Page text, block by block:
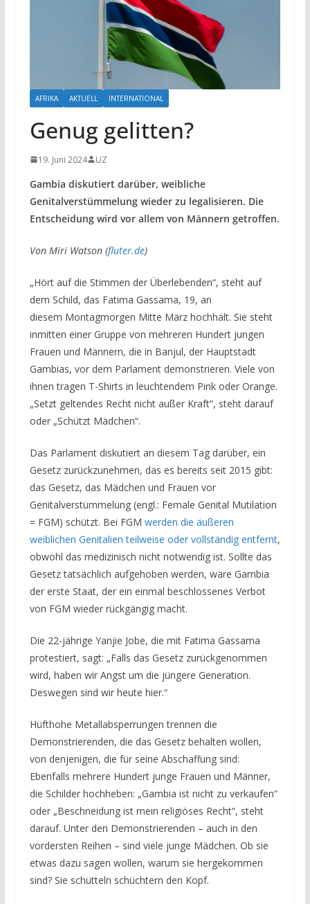
AFRIKA AKTUELL INTERNATIONAL
Genug gelitten?
19. Juni 2024 UZ
Gambia diskutiert darüber, weibliche
Genitalverstümmelung wieder zu legalisieren. Die
Entscheidung wird vor allem von Männern getroffen.
Von Miri Watson (fluter.de)
„Hört auf die Stimmen der Überlebenden“, steht auf
dem Schild, das Fatima Gassama, 19, an
diesem Montagmorgen Mitte März hochhält. Sie steht
inmitten einer Gruppe von mehreren Hundert jungen
Frauen und Männern, die in Banjul, der Hauptstadt
Gambias, vor dem Parlament demonstrieren. Viele von
ihnen tragen T-Shirts in leuchtendem Pink oder Orange.
„Setzt geltendes Recht nicht außer Kraft“, steht darauf
oder „Schützt Mädchen“.
Das Parlament diskutiert an diesem Tag darüber, ein
Gesetz zurückzunehmen, das es bereits seit 2015 gibt:
das Gesetz, das Mädchen und Frauen vor
Genitalverstümmelung (engl.: Female Genital Mutilation
= FGM) schützt. Bei FGM werden die äußeren
weiblichen Genitalien teilweise oder vollständig entfernt,
obwohl das medizinisch nicht notwendig ist. Sollte das
Gesetz tatsächlich aufgehoben werden, wäre Gambia
der erste Staat, der ein einmal beschlossenes Verbot
von FGM wieder rückgängig macht.
Die 22-jährige Yanjie Jobe, die mit Fatima Gassama
protestiert, sagt: „Falls das Gesetz zurückgenommen
wird, haben wir Angst um die jüngere Generation.
Deswegen sind wir heute hier.“
Hüfthohe Metallabsperrungen trennen die
Demonstrierenden, die das Gesetz behalten wollen,
von denjenigen, die für seine Abschaffung sind:
Ebenfalls mehrere Hundert junge Frauen und Männer,
die Schilder hochheben: „Gambia ist nicht zu verkaufen“
oder „Beschneidung ist mein religiöses Recht“, steht
darauf. Unter den Demonstrierenden – auch in den
vordersten Reihen – sind viele junge Mädchen. Ob sie
etwas dazu sagen wollen, warum sie hergekommen
sind? Sie schütteln schüchtern den Kopf.